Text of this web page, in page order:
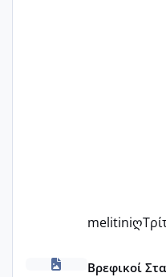
melitiniღ
ΠΑΙΔΙΚΟΙ ΣΤΑΘΜΟΙ ΜΕ
Βρεφικοί